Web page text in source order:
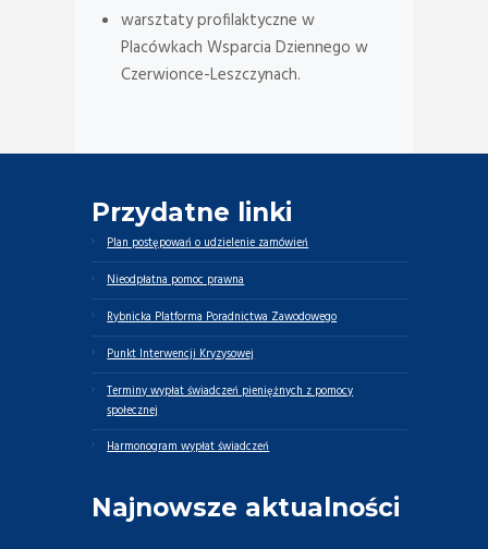
warsztaty profilaktyczne w
Placówkach Wsparcia Dziennego w
Czerwionce-Leszczynach.
Najnowsze aktualności
Przydatne linki
Plan postępowań o udzielenie zamówień
Nieodpłatna pomoc prawna
Rybnicka Platforma Poradnictwa Zawodowego
Punkt Interwencji Kryzysowej
Terminy wypłat świadczeń pieniężnych z pomocy
społecznej
Harmonogram wypłat świadczeń